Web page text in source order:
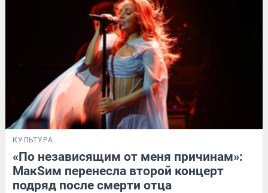
КУЛЬТУРА
«По независящим от меня причинам»:
МакSим перенесла второй концерт
подряд после смерти отца